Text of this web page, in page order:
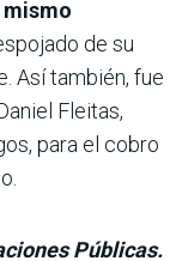
de su
Así también, fue
Fleitas,
para el cobro
Públicas.